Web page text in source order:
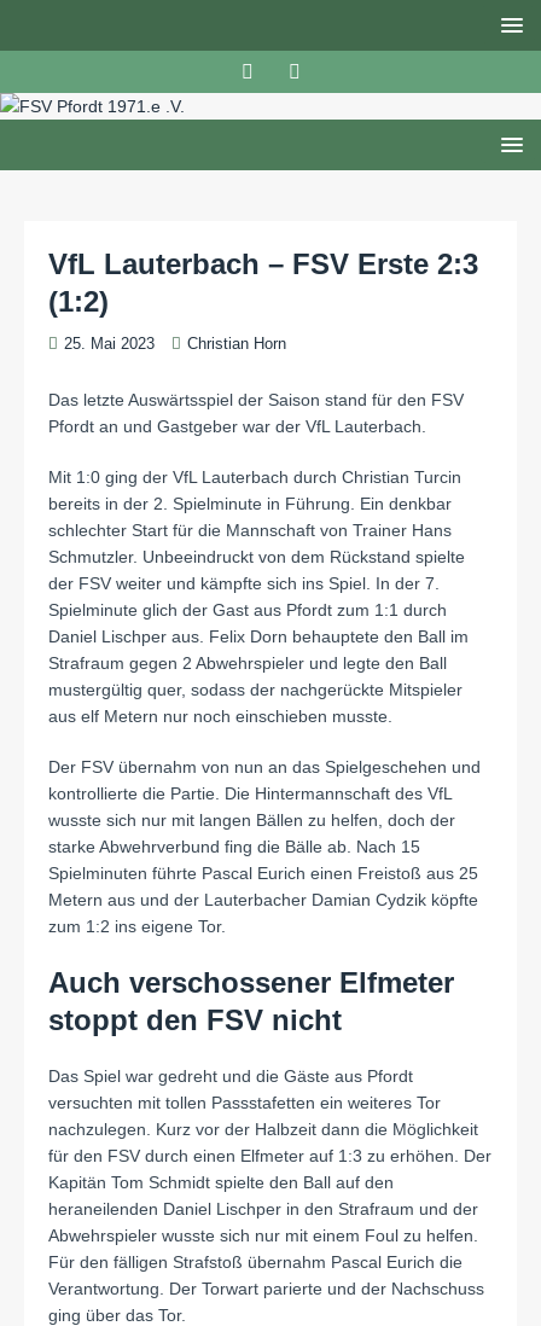
VfL Lauterbach – FSV Erste 2:3
(1:2)
25. Mai 2023 Christian Horn
Das letzte Auswärtsspiel der Saison stand für den FSV
Pfordt an und Gastgeber war der VfL Lauterbach.
Mit 1:0 ging der VfL Lauterbach durch Christian Turcin
bereits in der 2. Spielminute in Führung. Ein denkbar
schlechter Start für die Mannschaft von Trainer Hans
Schmutzler. Unbeeindruckt von dem Rückstand spielte
der FSV weiter und kämpfte sich ins Spiel. In der 7.
Spielminute glich der Gast aus Pfordt zum 1:1 durch
Daniel Lischper aus. Felix Dorn behauptete den Ball im
Strafraum gegen 2 Abwehrspieler und legte den Ball
mustergültig quer, sodass der nachgerückte Mitspieler
aus elf Metern nur noch einschieben musste.
Der FSV übernahm von nun an das Spielgeschehen und
kontrollierte die Partie. Die Hintermannschaft des VfL
wusste sich nur mit langen Bällen zu helfen, doch der
starke Abwehrverbund fing die Bälle ab. Nach 15
Spielminuten führte Pascal Eurich einen Freistoß aus 25
Metern aus und der Lauterbacher Damian Cydzik köpfte
zum 1:2 ins eigene Tor.
Auch verschossener Elfmeter
stoppt den FSV nicht
Das Spiel war gedreht und die Gäste aus Pfordt
versuchten mit tollen Passstafetten ein weiteres Tor
nachzulegen. Kurz vor der Halbzeit dann die Möglichkeit
für den FSV durch einen Elfmeter auf 1:3 zu erhöhen. Der
Kapitän Tom Schmidt spielte den Ball auf den
heraneilenden Daniel Lischper in den Strafraum und der
Abwehrspieler wusste sich nur mit einem Foul zu helfen.
Für den fälligen Strafstoß übernahm Pascal Eurich die
Verantwortung. Der Torwart parierte und der Nachschuss
ging über das Tor.